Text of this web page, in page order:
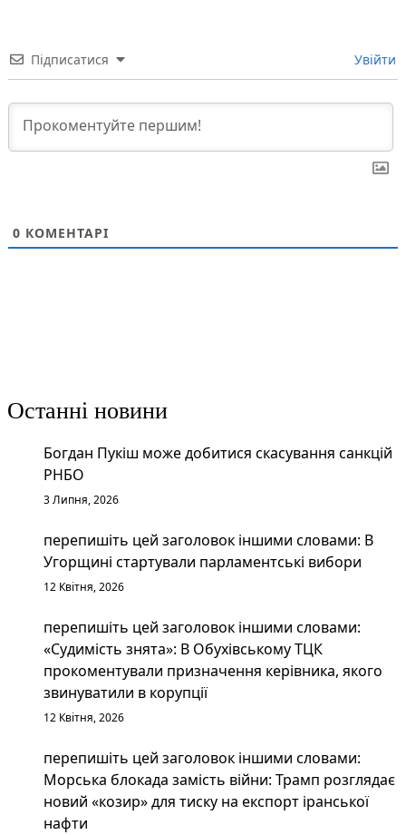
Підписатися Увійти
0 КОМЕНТАРІ
Останні новини
Богдан Пукіш може добитися скасування санкцій
РНБО
3 Липня, 2026
перепишіть цей заголовок іншими словами: В
Угорщині стартували парламентські вибори
12 Квітня, 2026
перепишіть цей заголовок іншими словами:
«Судимість знята»: В Обухівському ТЦК
прокоментували призначення керівника, якого
звинуватили в корупції
12 Квітня, 2026
перепишіть цей заголовок іншими словами:
Морська блокада замість війни: Трамп розглядає
новий «козир» для тиску на експорт іранської
нафти